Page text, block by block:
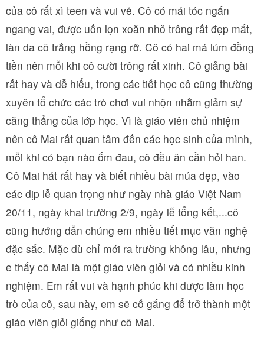
của cô rất xì teen và vui vẻ. Cô có mái tóc ngắn
ngang vai, được uốn lọn xoăn nhỏ trông rất đẹp mắt,
làn da cô trắng hồng rạng rỡ. Cô có hai má lúm đồng
tiền nên mỗi khi cô cười trông rất xinh. Cô giảng bài
rất hay và dễ hiểu, trong các tiết học cô cũng thường
xuyên tổ chức các trò chơi vui nhộn nhằm giảm sự
căng thẳng của lớp học. Vì là giáo viên chủ nhiệm
nên cô Mai rất quan tâm đến các học sinh của mình,
mỗi khi có bạn nào ốm đau, cô đều ân cần hỏi han.
Cô Mai hát rất hay và biết nhiều bài múa đẹp, vào
các dịp lễ quan trọng như ngày nhà giáo Việt Nam
20/11, ngày khai trường 2/9, ngày lễ tổng kết,...cô
cũng hướng dẫn chúng em nhiều tiết mục văn nghệ
đặc sắc. Mặc dù chỉ mới ra trường không lâu, nhưng
e thấy cô Mai là một giáo viên giỏi và có nhiều kinh
nghiệm. Em rất vui và hạnh phúc khi được làm học
trò của cô, sau này, em sẽ cố gắng để trở thành một
giáo viên giỏi giống như cô Mai.